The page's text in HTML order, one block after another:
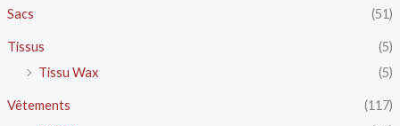
Sacs (51)
Tissus
(5)
Tissu Wax
(5)
Vêtements
(117)